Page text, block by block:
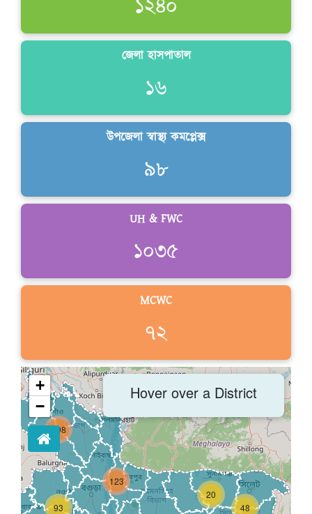
১২৪০
জেলা হাসপাতাল
১৬
উপজেলা স্বাস্থ্য কমপ্লেক্স
৯৮
UH & FWC
১০৩৫
MCWC
৭২
123
198
93 48
20
+
−
Hover over a District